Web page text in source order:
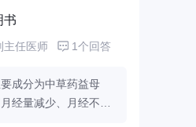
以出现黑眼圈等。总
出现整体的一个体质
房劳有节，避免过
丸等。平时可以进行
炼增强个人体质。
书
主任医师 1个回答
成分为中草药益母
经量减少、月经不调